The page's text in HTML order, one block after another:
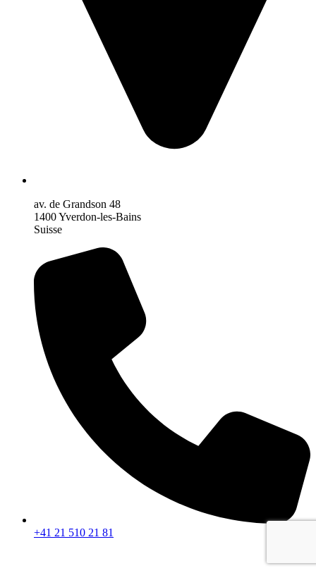
av. de Grandson 48
1400 Yverdon-les-Bains
Suisse
+41 21 510 21 81